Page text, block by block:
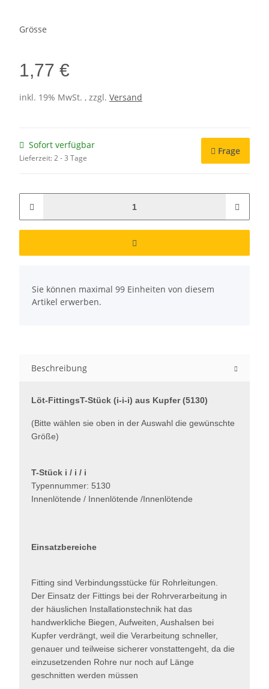
Grösse
1,77 €
inkl. 19% MwSt. , zzgl. Versand
Sofort verfügbar
Lieferzeit:2 - 3 Tage
Frage
Sie können maximal 99 Einheiten von diesem
Artikel erwerben.
Beschreibung
Löt-FittingsT-Stück (i-i-i) aus Kupfer (5130)
(Bitte wählen sie oben in der Auswahl die gewünschte
Größe)
T-Stück i / i / i
Typennummer: 5130
Innenlötende / Innenlötende /Innenlötende
Einsatzbereiche
Fitting sind Verbindungsstücke für Rohrleitungen.
Der Einsatz der Fittings bei der Rohrverarbeitung in
der häuslichen Installationstechnik hat das
handwerkliche Biegen, Aufweiten, Aushalsen bei
Kupfer verdrängt, weil die Verarbeitung schneller,
genauer und teilweise sicherer vonstattengeht, da die
einzusetzenden Rohre nur noch auf Länge
geschnitten werden müssen